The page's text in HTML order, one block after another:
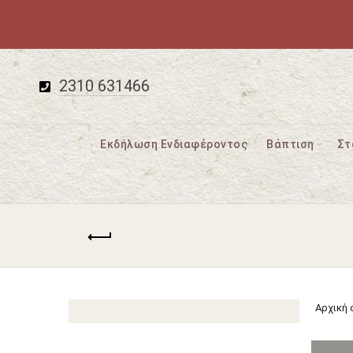
2310 631466
Εκδήλωση Ενδιαφέροντος Βάπτιση
Αρχική